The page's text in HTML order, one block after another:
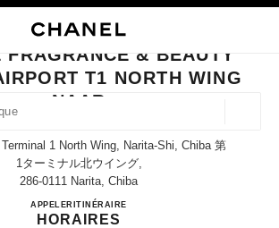
HORLOGERIE LUNETTESPARFUMS
TROUVER UNE BOUTIQUE
CHANEL FRAGRANCE & BEAUTY NARITA
FRAGRANCE & BEAUTY
T1 NORTH WING
NAAR
Terminal 1 North Wing, Narita-Shi, Chiba 第
1ターミナル北ウイング,
286-0111 Narita, Chiba
APPELER0120-191-625
ITINÉRAIRECHANEL FRAGRANCE &
HORAIRES
HORLOGERIE ET JOAILLERIE